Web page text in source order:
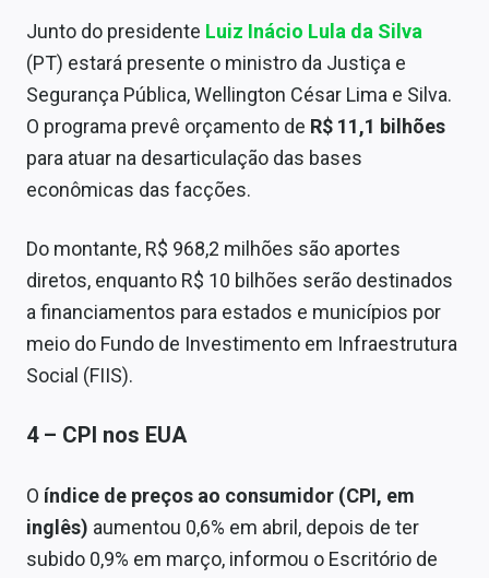
Junto do presidente Luiz Inácio Lula da Silva
(PT) estará presente o ministro da Justiça e
Segurança Pública, Wellington César Lima e Silva.
O programa prevê orçamento de R$ 11,1 bilhões
para atuar na desarticulação das bases
econômicas das facções.
Do montante, R$ 968,2 milhões são aportes
diretos, enquanto R$ 10 bilhões serão destinados
a financiamentos para estados e municípios por
meio do Fundo de Investimento em Infraestrutura
Social (FIIS).
4 – CPI nos EUA
O índice de preços ao consumidor (CPI, em
inglês) aumentou 0,6% em abril, depois de ter
subido 0,9% em março, informou o Escritório de